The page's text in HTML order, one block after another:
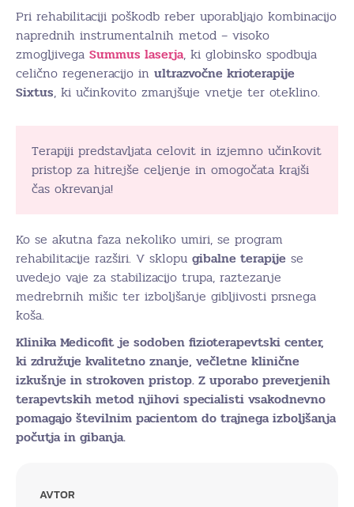
Pri rehabilitaciji poškodb reber uporabljajo kombinacijo
naprednih instrumentalnih metod – visoko
zmogljivega Summus laserja, ki globinsko spodbuja
celično regeneracijo in ultrazvočne krioterapije
Sixtus, ki učinkovito zmanjšuje vnetje ter oteklino.
Terapiji predstavljata celovit in izjemno učinkovit
pristop za hitrejše celjenje in omogočata krajši
čas okrevanja!
Ko se akutna faza nekoliko umiri, se program
rehabilitacije razširi. V sklopu gibalne terapije se
uvedejo vaje za stabilizacijo trupa, raztezanje
medrebrnih mišic ter izboljšanje gibljivosti prsnega
koša.
Klinika Medicofit je sodoben fizioterapevtski center,
ki združuje kvalitetno znanje, večletne klinične
izkušnje in strokoven pristop. Z uporabo preverjenih
terapevtskih metod njihovi specialisti vsakodnevno
pomagajo številnim pacientom do trajnega izboljšanja
počutja in gibanja.
AVTOR